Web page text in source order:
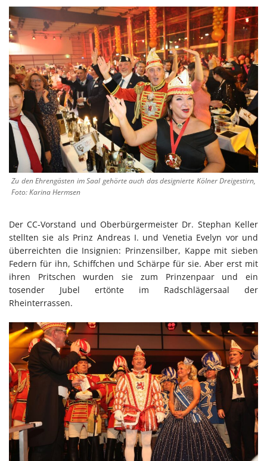
Zu den Ehrengästen im Saal gehörte auch das designierte Kölner Dreigestirn,
Foto: Karina Hermsen
Der CC-Vorstand und Oberbürgermeister Dr. Stephan Keller
stellten sie als Prinz Andreas I. und Venetia Evelyn vor und
überreichten die Insignien: Prinzensilber, Kappe mit sieben
Federn für ihn, Schiffchen und Schärpe für sie. Aber erst mit
ihren Pritschen wurden sie zum Prinzenpaar und ein
tosender Jubel ertönte im Radschlägersaal der
Rheinterrassen.